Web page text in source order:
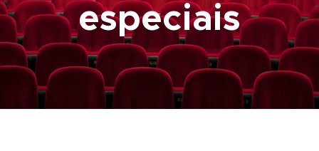
#ClássicosCineOrna
Quem Somos
Nossa História
especiais